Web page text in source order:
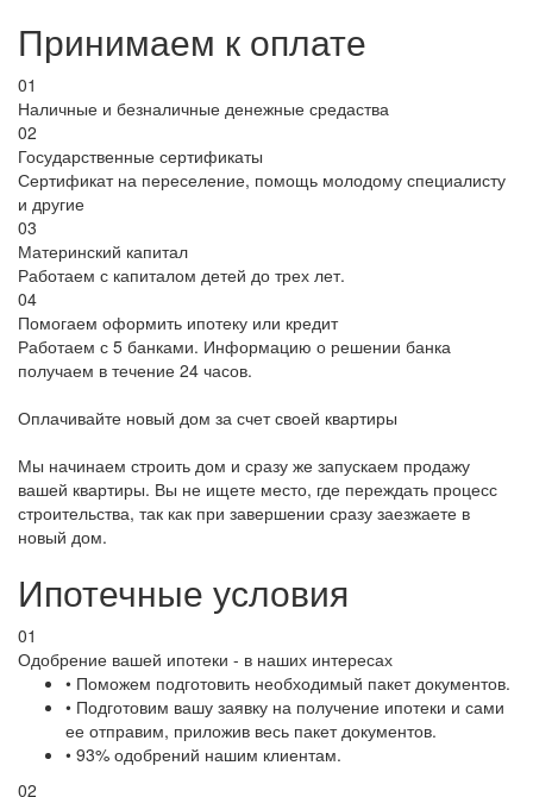
Принимаем к оплате
01
Наличные и безналичные денежные средаства
02
Государственные сертификаты
Сертификат на переселение, помощь молодому специалисту
и другие
03
Материнский капитал
Работаем с капиталом детей до трех лет.
04
Помогаем оформить ипотеку или кредит
Работаем с 5 банками. Информацию о решении банка
получаем в течение 24 часов.
Оплачивайте новый дом за счет своей квартиры
Мы начинаем строить дом и сразу же запускаем продажу
вашей квартиры. Вы не ищете место, где переждать процесс
строительства, так как при завершении сразу заезжаете в
новый дом.
Ипотечные условия
01
Одобрение вашей ипотеки - в наших интересах
• Поможем подготовить необходимый пакет документов.
• Подготовим вашу заявку на получение ипотеки и сами
ее отправим, приложив весь пакет документов.
• 93% одобрений нашим клиентам.
02